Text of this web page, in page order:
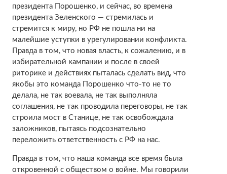
президента Порошенко, и сейчас, во времена
президента Зеленского — стремилась и
стремится к миру, но РФ не пошла ни на
малейшие уступки в урегулировании конфликта.
Правда в том, что новая власть, к сожалению, и в
избирательной кампании и после в своей
риторике и действиях пыталась сделать вид, что
якобы это команда Порошенко что-то не то
делала, не так воевала, не так выполняла
соглашения, не так проводила переговоры, не так
строила мост в Станице, не так освобождала
заложников, пытаясь подсознательно
переложить ответственность с РФ на нас.
Правда в том, что наша команда все время была
откровенной с обществом о войне. Мы говорили